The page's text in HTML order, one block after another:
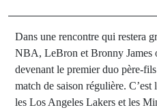
Dans une rencontre qui restera
NBA, LeBron et Bronny James
devenant le premier duo père-
match de saison régulière.
les Los Angeles Lakers et les